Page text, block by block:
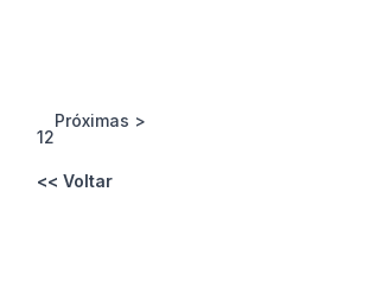
12
Próximas >
<< Voltar